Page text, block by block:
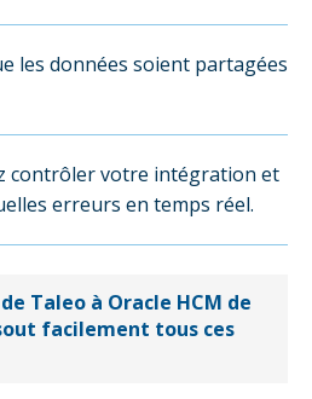
les données soient partagées
contrôler votre intégration et
erreurs en temps réel.
Taleo à Oracle HCM de
facilement tous ces